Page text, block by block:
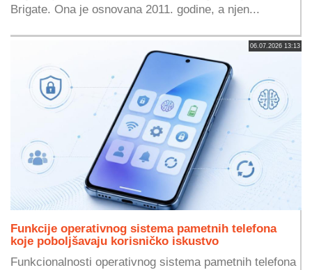
Brigate. Ona je osnovana 2011. godine, a njen...
06.07.2026 13:13
Funkcije operativnog sistema pametnih telefona
koje poboljšavaju korisničko iskustvo
Funkcionalnosti operativnog sistema pametnih telefona